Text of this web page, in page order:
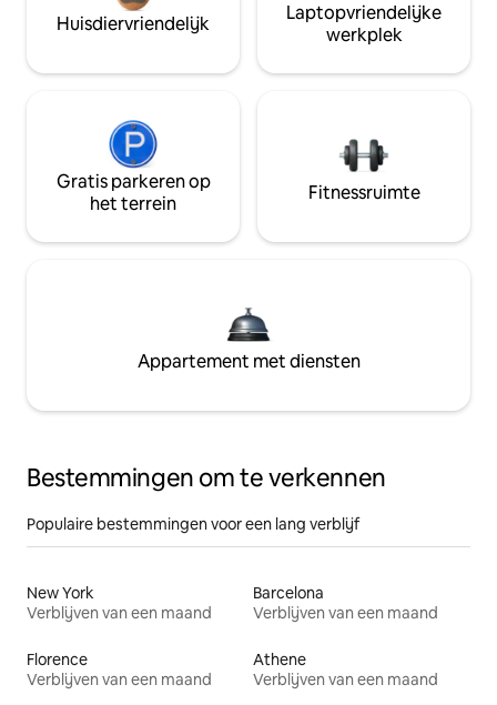
Huisdiervriendelijk
Laptopvriendelijke
werkplek
Gratis parkeren op
het terrein
Fitnessruimte
Appartement met diensten
Bestemmingen om te verkennen
Populaire bestemmingen voor een lang verblijf
New York
Verblijven van een maand
Barcelona
Verblijven van een maand
Florence
Verblijven van een maand
Athene
Verblijven van een maand